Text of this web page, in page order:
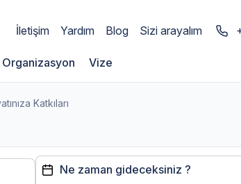
İletişim Yardım Blog Sizi arayalım
Vize
Katkıları
Ne zaman gideceksiniz ?